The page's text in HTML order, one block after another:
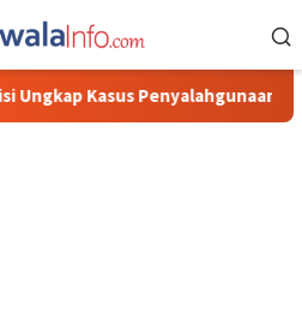
BBM Solar Subsidi, Kasat